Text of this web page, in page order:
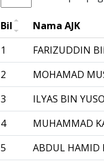
Bil Nama AJK
1
FARIZUDDIN
2
MOHAMAD
3
ILYAS BIN
4
MUHAMMAD
5
ABDUL HAMID